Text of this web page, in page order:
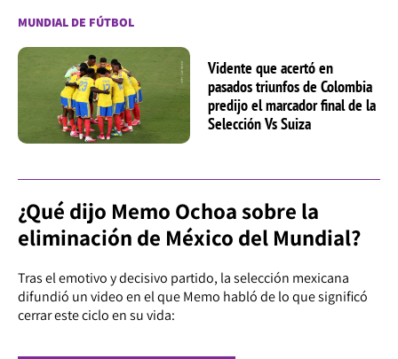
MUNDIAL DE FÚTBOL
Vidente que acertó en
pasados triunfos de Colombia
predijo el marcador final de la
Selección Vs Suiza
¿Qué dijo Memo Ochoa sobre la
eliminación de México del Mundial?
Tras el emotivo y decisivo partido, la selección mexicana
difundió un video en el que Memo habló de lo que significó
cerrar este ciclo en su vida: